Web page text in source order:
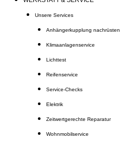
Unsere Services
Anhängerkupplung nachrüsten
Klimaanlagenservice
Lichttest
Reifenservice
Service-Checks
Elektrik
Zeitwertgerechte Reparatur
Wohnmobilservice